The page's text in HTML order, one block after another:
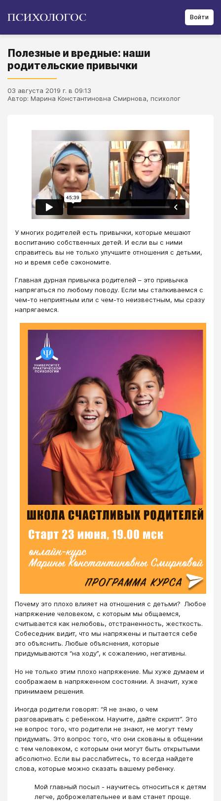
Войти
Полезные и вредные: наши
родительские привычки
03 августа 2019 г. в 09:13
Автор: Марина Константиновна Смирнова, психолог
У многих родителей есть привычки, которые мешают
воспитанию собственных детей. И если вы с ними
справитесь вы не только улучшите отношения с детьми,
но и время себе сэкономите.
Главная дурная привычка родителей – это привычка
напрягаться по любому поводу. Если мы сталкиваемся с
чем-то неприятным или с чем-то неизвестным, мы сразу
напрягаемся.
Почему это плохо влияет на отношения с детьми? Любое
напряжение человеком, с которым мы общаемся,
считывается как нелюбовь, отстраненность, жесткость.
Собеседник видит, что мы напряжены и пытается себе
это объяснить. Любые объяснения, которые
придумываются “на ходу”, к сожалению, негативны.
Но не только этим плохо напряжение. Мы хуже думаем и
соображаем в напряженном состоянии. А значит, хуже
принимаем решения.
Иногда родители говорят: “Я не знаю, о чем
разговаривать с ребенком. Научите, дайте скрипт”. Это
не вопрос того, что родители не знают, не могут тему
придумать. Это вопрос того, что они скованы в общении
с тем человеком, с которым они могут быть открытыми
абсолютно. Если вы расслабитесь, то всегда найдете
слова, которые можно сказать вашему ребенку.
Мой главный посыл - научитесь относиться к детям
легче, доброжелательнее и вам станет проще.